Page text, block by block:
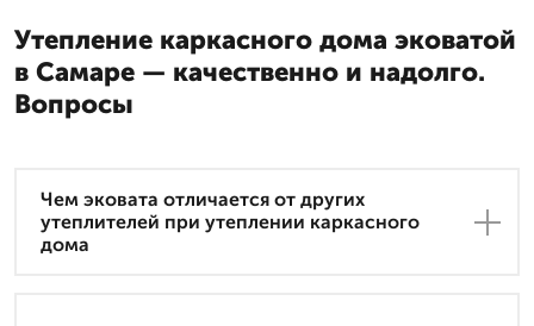
Утепление каркасного дома эковатой
в Самаре — качественно и надолго.
Вопросы
Чем эковата отличается от других
утеплителей при утеплении каркасного
дома